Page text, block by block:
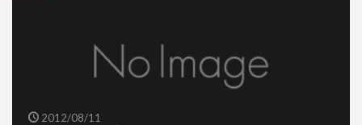
2012/08/11